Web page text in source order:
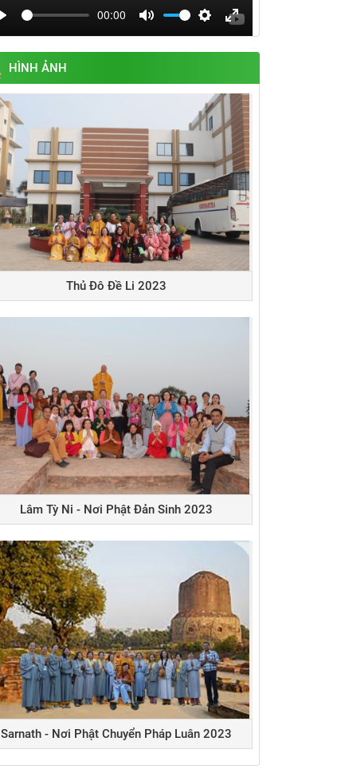
00:00
fullscreen
HÌNH ẢNH
Thủ Đô Đề Li 2023
Lâm Tỳ Ni - Nơi Phật Đản Sinh 2023
Sarnath - Nơi Phật Chuyển Pháp Luân 2023